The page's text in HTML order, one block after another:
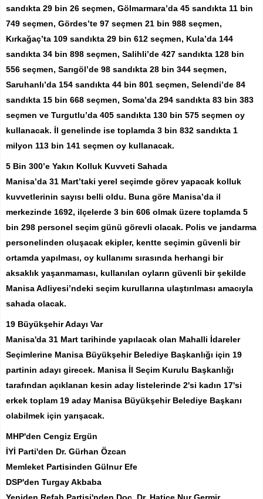
sandıkta 29 bin 26 seçmen, Gölmarmara’da 45 sandıkta 11 bin
749 seçmen, Gördes’te 97 seçmen 21 bin 988 seçmen,
Kırkağaç’ta 109 sandıkta 29 bin 612 seçmen, Kula’da 144
sandıkta 34 bin 898 seçmen, Salihli’de 427 sandıkta 128 bin
556 seçmen, Sarıgöl’de 98 sandıkta 28 bin 344 seçmen,
Saruhanlı’da 154 sandıkta 44 bin 801 seçmen, Selendi’de 84
sandıkta 15 bin 668 seçmen, Soma’da 294 sandıkta 83 bin 383
seçmen ve Turgutlu’da 405 sandıkta 130 bin 575 seçmen oy
kullanacak. İl genelinde ise toplamda 3 bin 832 sandıkta 1
milyon 113 bin 141 seçmen oy kullanacak.
5 Bin 300’e Yakın Kolluk Kuvveti Sahada
Manisa’da 31 Mart’taki yerel seçimde görev yapacak kolluk
kuvvetlerinin sayısı belli oldu. Buna göre Manisa’da il
merkezinde 1692, ilçelerde 3 bin 606 olmak üzere toplamda 5
bin 298 personel seçim günü görevli olacak. Polis ve jandarma
personelinden oluşacak ekipler, kentte seçimin güvenli bir
ortamda yapılması, oy kullanımı sırasında herhangi bir
aksaklık yaşanmaması, kullanılan oyların güvenli bir şekilde
Manisa Adliyesi’ndeki seçim kurullarına ulaştırılması amacıyla
sahada olacak.
19 Büyükşehir Adayı Var
Manisa'da 31 Mart tarihinde yapılacak olan Mahalli İdareler
Seçimlerine Manisa Büyükşehir Belediye Başkanlığı için 19
partinin adayı girecek. Manisa İl Seçim Kurulu Başkanlığı
tarafından açıklanan kesin aday listelerinde 2'si kadın 17'si
erkek toplam 19 aday Manisa Büyükşehir Belediye Başkanı
olabilmek için yarışacak.
MHP'den Cengiz Ergün
İYİ Parti'den Dr. Gürhan Özcan
Memleket Partisinden Gülnur Efe
DSP'den Turgay Akbaba
Yeniden Refah Partisi'nden Doç. Dr. Hatice Nur Germir